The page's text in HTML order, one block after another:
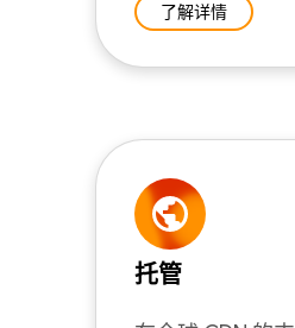
了解详情
托管